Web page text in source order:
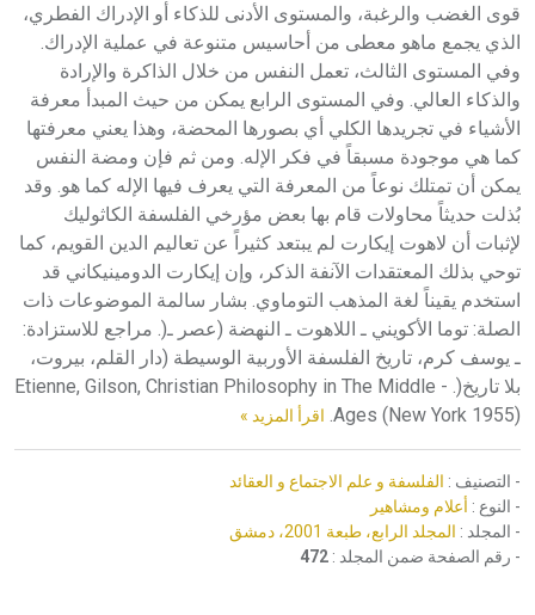
قوى الغضب والرغبة، والمستوى الأدنى للذكاء أو الإدراك الفطري،
الذي يجمع ماهو معطى من أحاسيس متنوعة في عملية الإدراك.
وفي المستوى الثالث، تعمل النفس من خلال الذاكرة والإرادة
والذكاء العالي. وفي المستوى الرابع يمكن من حيث المبدأ معرفة
الأشياء في تجريدها الكلي أي بصورها المحضة، وهذا يعني معرفتها
كما هي موجودة مسبقاً في فكر الإله. ومن ثم فإن ومضة النفس
يمكن أن تمتلك نوعاً من المعرفة التي يعرف فيها الإله كما هو. وقد
بُذلت حديثاً محاولات قام بها بعض مؤرخي الفلسفة الكاثوليك
لإثبات أن لاهوت إيكارت لم يبتعد كثيراً عن تعاليم الدين القويم، كما
توحي بذلك المعتقدات الآنفة الذكر، وإن إيكارت الدومينيكاني قد
استخدم يقيناً لغة المذهب التوماوي. بشار سالمة الموضوعات ذات
الصلة: توما الأكويني ـ اللاهوت ـ النهضة (عصر ـ(. مراجع للاستزادة:
ـ يوسف كرم، تاريخ الفلسفة الأوربية الوسيطة (دار القلم، بيروت،
بلا تاريخ(. - Etienne, Gilson, Christian Philosophy in The Middle
Ages (New York 1955). اقرأ المزيد »
- التصنيف : الفلسفة و علم الاجتماع و العقائد
- النوع : أعلام ومشاهير
- المجلد : المجلد الرابع، طبعة 2001، دمشق
- رقم الصفحة ضمن المجلد : 472